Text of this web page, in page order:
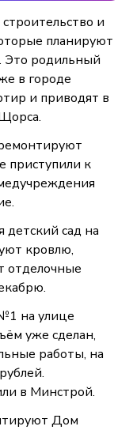
и
планируют
Это родильный
в городе
и приводят в
приступили к
детский сад на
кровлю,
отделочные
на улице
уже сделан,
работы, на
в Минстрой.
Дом